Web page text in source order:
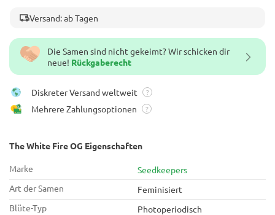
Die Samen sind nicht gekeimt? Wir schicken dir
neue! Rückgaberecht
Diskreter Versand weltweit ?
Mehrere Zahlungsoptionen ?
The White Fire OG Eigenschaften
Marke
Seedkeepers
Art der Samen
Feminisiert
Blüte-Typ
Photoperiodisch
Versand: ab Tagen